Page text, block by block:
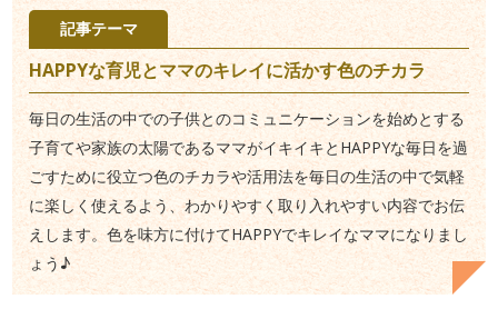
記事テーマ
HAPPYな育児とママのキレイに活かす色のチカラ
毎日の生活の中での子供とのコミュニケーションを始めとする
子育てや家族の太陽であるママがイキイキとHAPPYな毎日を過
ごすために役立つ色のチカラや活用法を毎日の生活の中で気軽
に楽しく使えるよう、わかりやすく取り入れやすい内容でお伝
えします。色を味方に付けてHAPPYでキレイなママになりまし
ょう♪